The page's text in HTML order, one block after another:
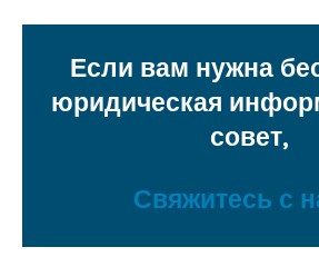
Если вам нужна
юридическая
совет,
Свяжитесь с